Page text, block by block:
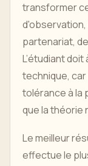
transformer
partenariat,
L’étudiant
technique,
tolérance à la
que la théorie
Le meilleur
effectue le